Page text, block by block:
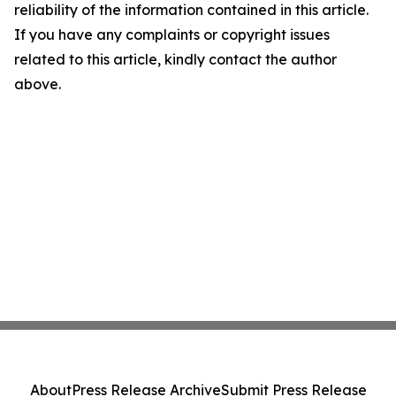
reliability of the information contained in this article.
If you have any complaints or copyright issues
related to this article, kindly contact the author
above.
AboutPress Release ArchiveSubmit Press Release